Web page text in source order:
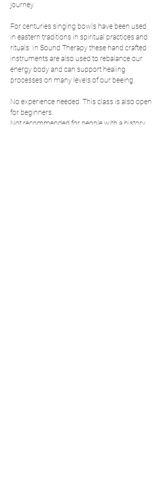
journey.
For centuries singing bowls have been used
in eastern traditions in spiritual practices and
rituals. In Sound Therapy these hand crafted
instruments are also used to rebalance our
energy body and can support healing
processes on many levels of our beeing.
No experience needed. This class is also open
for beginners.
Not recommended for people with a history